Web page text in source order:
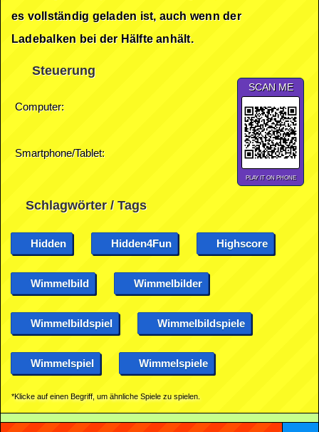
es vollständig geladen ist, auch wenn der
Ladebalken bei der Hälfte anhält.
Steuerung
Computer:
Smartphone/Tablet:
SCAN ME
PLAY IT ON PHONE
Schlagwörter / Tags
Hidden Hidden4Fun Highscore
Wimmelbild Wimmelbilder
Wimmelbildspiel Wimmelbildspiele
Wimmelspiel Wimmelspiele
*Klicke auf einen Begriff, um ähnliche Spiele zu spielen.